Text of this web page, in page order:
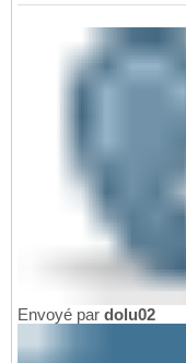
Envoyé par dolu02